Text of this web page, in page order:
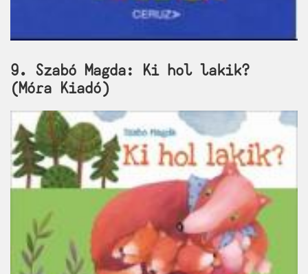
9. Szabó Magda: Ki hol lakik?
(Móra Kiadó)